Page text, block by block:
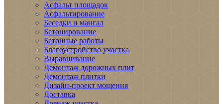
Асфальт площадок
Асфальтирование
Беседки и мангал
Бетонирование
Бетонные работы
Благоустройство участка
Выравнивание
Демонтаж дорожных плит
Демонтаж плитки
Дизайн-проект мощения
Доставка